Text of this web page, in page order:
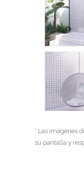
* Las imágenes
su pantalla y